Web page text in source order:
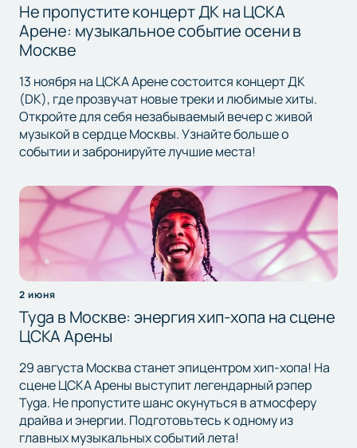
Не пропустите концерт ДК на ЦСКА
Арене: музыкальное событие осени в
Москве
13 ноября на ЦСКА Арене состоится концерт ДК
(DK), где прозвучат новые треки и любимые хиты.
Откройте для себя незабываемый вечер с живой
музыкой в сердце Москвы. Узнайте больше о
событии и забронируйте лучшие места!
2 июня
Tyga в Москве: энергия хип-хопа на сцене
ЦСКА Арены
29 августа Москва станет эпицентром хип-хопа! На
сцене ЦСКА Арены выступит легендарный рэпер
Tyga. Не пропустите шанс окунуться в атмосферу
драйва и энергии. Подготовьтесь к одному из
главных музыкальных событий лета!